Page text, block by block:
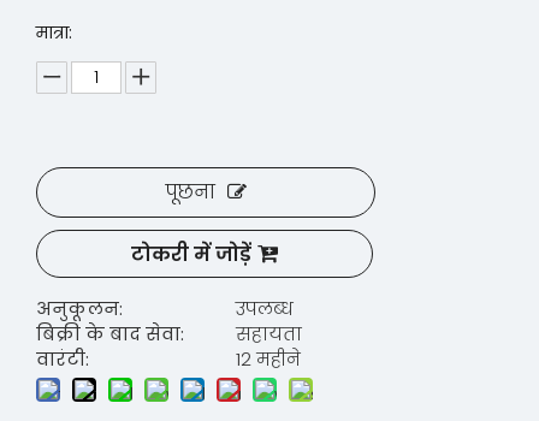
मात्रा:
पूछना
टोकरी में जोड़ें
अनुकूलन:
उपलब्ध
बिक्री के बाद सेवा:
सहायता
वारंटी:
12 महीने